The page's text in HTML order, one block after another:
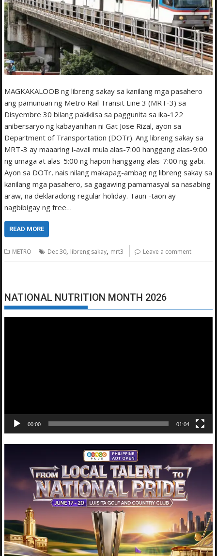
MAGKAKALOOB ng libreng sakay sa kanilang mga pasahero
ang pamunuan ng Metro Rail Transit Line 3 (MRT-3) sa
Disyembre 30 bilang pakikiisa sa paggunita sa ika-122
anibersaryo ng kabayanihan ni Gat Jose Rizal, ayon sa
Department of Transportation (DOTr). Ang libreng sakay sa
MRT-3 ay maaaring i-avail mula alas-7:00 hanggang alas-9:00
ng umaga at alas-5:00 ng hapon hanggang alas-7:00 ng gabi.
Ayon sa DOTr, nais nilang makapag-ambag ng libreng sakay sa
kanilang mga pasahero, sa gagawing pamamasyal sa nasabing
araw, na deklaradong regular holiday. Taun -taon ay
nagbibigay ng free…
READ MORE
METRO Dec 30, libreng sakay, mrt3 Leave a comment
NATIONAL NUTRITION MONTH 2026
00:00 01:04